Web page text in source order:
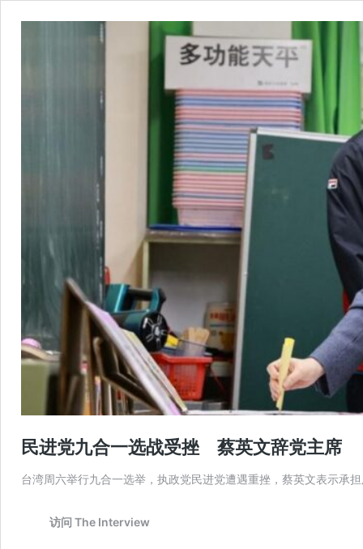
民进党九合一选战受挫 蔡英文辞党主席
台湾周六举行九合一选举，执政党民进党遭遇重挫，蔡英文表示承
访问 The Interview